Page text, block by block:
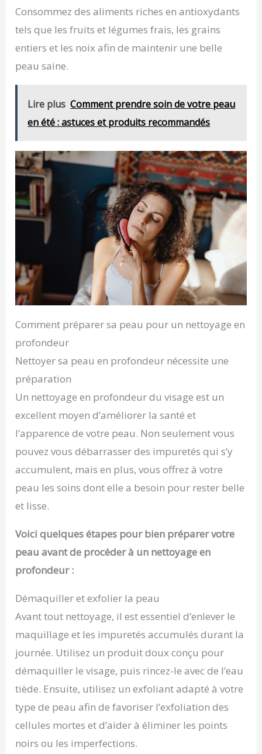
Consommez des aliments riches en antioxydants
tels que les fruits et légumes frais, les grains
entiers et les noix afin de maintenir une belle
peau saine.
Lire plus Comment prendre soin de votre peau
en été : astuces et produits recommandés
Comment préparer sa peau pour un nettoyage en
profondeur
Nettoyer sa peau en profondeur nécessite une
préparation
Un nettoyage en profondeur du visage est un
excellent moyen d’améliorer la santé et
l’apparence de votre peau. Non seulement vous
pouvez vous débarrasser des impuretés qui s’y
accumulent, mais en plus, vous offrez à votre
peau les soins dont elle a besoin pour rester belle
et lisse.
Voici quelques étapes pour bien préparer votre
peau avant de procéder à un nettoyage en
profondeur :
Démaquiller et exfolier la peau
Avant tout nettoyage, il est essentiel d’enlever le
maquillage et les impuretés accumulés durant la
journée. Utilisez un produit doux conçu pour
démaquiller le visage, puis rincez-le avec de l’eau
tiède. Ensuite, utilisez un exfoliant adapté à votre
type de peau afin de favoriser l’exfoliation des
cellules mortes et d’aider à éliminer les points
noirs ou les imperfections.